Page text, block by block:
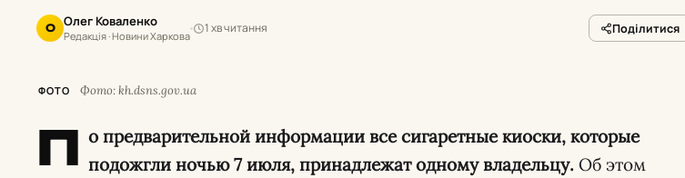
О Олег Коваленко
Редакція · Новини Харкова
1 хв читання Поділитися
ФОТО Фото: kh.dsns.gov.ua
П о предварительной информации все сигаретные киоски, которые
подожгли ночью 7 июля, принадлежат одному владельцу. Об этом